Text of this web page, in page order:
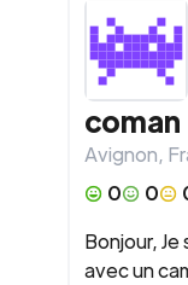
coman
Avignon,
0
0
Bonjour,
avec un